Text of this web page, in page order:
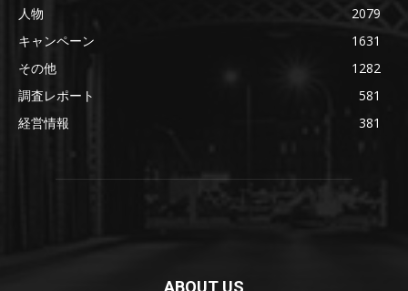
人物
2079
キャンペーン
1631
その他
1282
調査レポート
581
経営情報
381